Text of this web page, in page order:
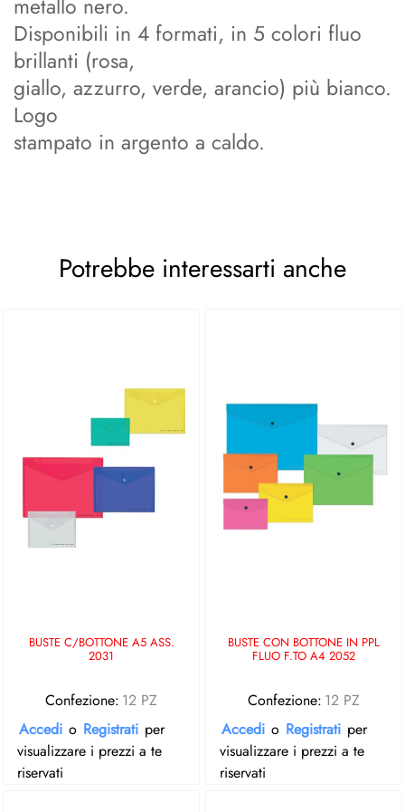
metallo nero.
Disponibili in 4 formati, in 5 colori fluo
brillanti (rosa,
giallo, azzurro, verde, arancio) più bianco.
Logo
stampato in argento a caldo.
Potrebbe interessarti anche
BUSTE C/BOTTONE A5 ASS.
2031
Confezione: 12 PZ
Accedi o Registrati per
visualizzare i prezzi a te
riservati
BUSTE CON BOTTONE IN PPL
FLUO F.TO A4 2052
Confezione: 12 PZ
Accedi o Registrati per
visualizzare i prezzi a te
riservati